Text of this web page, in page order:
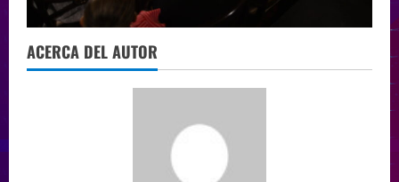
ACERCA DEL AUTOR